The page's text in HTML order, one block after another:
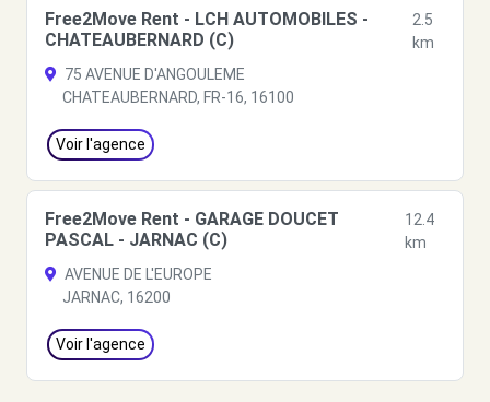
Free2Move Rent - LCH AUTOMOBILES -
CHATEAUBERNARD (C)
2.5
km
75 AVENUE D'ANGOULEME
CHATEAUBERNARD, FR-16, 16100
Voir l'agence
Free2Move Rent - GARAGE DOUCET
PASCAL - JARNAC (C)
12.4
km
AVENUE DE L'EUROPE
JARNAC, 16200
Voir l'agence